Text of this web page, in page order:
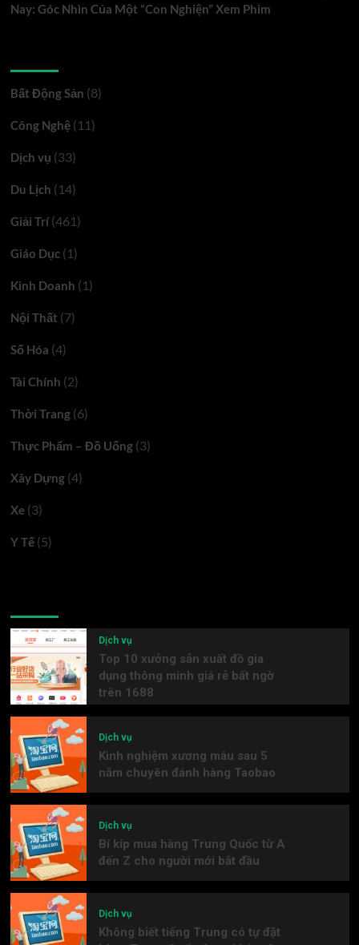
Nay: Góc Nhìn Của Một “Con Nghiện” Xem Phim
Bất Động Sản (8)
Công Nghệ(11)
Dịch vụ (33)
Du Lịch (14)
Giải Trí(461)
Giáo Dục(1)
Kinh Doanh (1)
Nội Thất (7)
Số Hóa (4)
Tài Chính (2)
Thời Trang(6)
Thực Phẩm – Đồ Uống(3)
Xây Dựng(4)
Xe(3)
Y Tế(5)
Dịch vụ
Top 10 xưởng sản xuất đồ gia
dụng thông minh giá rẻ bất ngờ
trên 1688
Dịch vụ
Kinh nghiệm xương máu sau 5
năm chuyên đánh hàng Taobao
Dịch vụ
Bí kíp mua hàng Trung Quốc từ A
đến Z cho người mới bắt đầu
Dịch vụ
Không biết tiếng Trung có tự đặt